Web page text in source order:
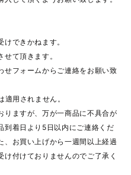
できかねます。
て頂きます。
せフォームからご連絡をお願い致
用されません。
りますが、万が一商品に不具合が
到着日より5日以内にご連絡くだ
、お買い上げから一週間以上経過
付けておりませんのでご了承く